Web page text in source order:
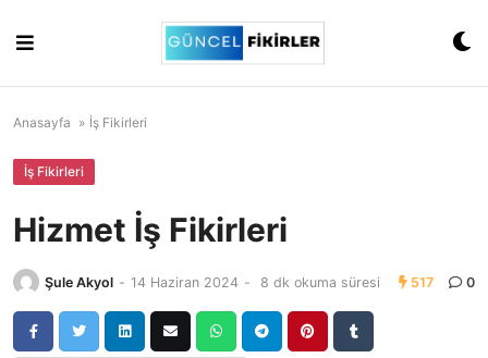
content
Anasayfa » İş Fikirleri
İş Fikirleri
Hizmet İş Fikirleri
Şule Akyol - 14 Haziran 2024 - 8 dk okuma süresi 517 0